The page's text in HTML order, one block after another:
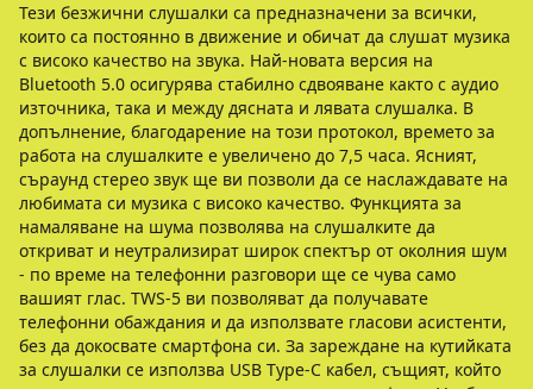
Тези безжични слушалки са предназначени за всички,
които са постоянно в движение и обичат да слушат музика
с високо качество на звука. Най-новата версия на
Bluetooth 5.0 осигурява стабилно сдвояване както с аудио
източника, така и между дясната и лявата слушалка. В
допълнение, благодарение на този протокол, времето за
работа на слушалките е увеличено до 7,5 часа. Ясният,
съраунд стерео звук ще ви позволи да се наслаждавате на
любимата си музика с високо качество. Функцията за
намаляване на шума позволява на слушалките да
откриват и неутрализират широк спектър от околния шум
- по време на телефонни разговори ще се чува само
вашият глас. TWS-5 ви позволяват да получавате
телефонни обаждания и да използвате гласови асистенти,
без да докосвате смартфона си. За зареждане на кутийката
за слушалки се използва USB Type-C кабел, същият, който